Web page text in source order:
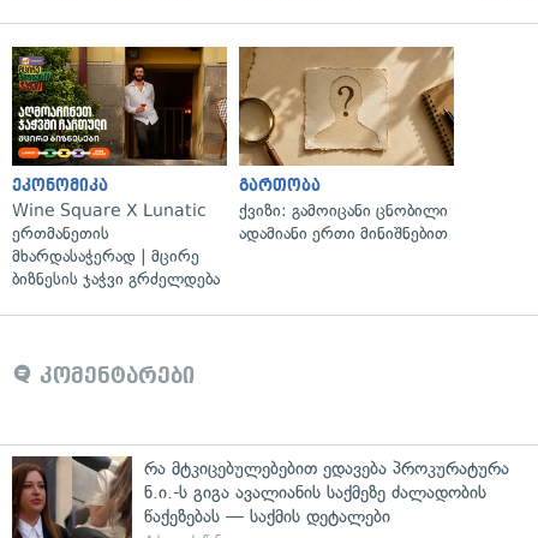
ეკონომიკა
Wine Square X Lunatic
ერთმანეთის
მხარდასაჭერად | მცირე
ბიზნესის ჯაჭვი გრძელდება
გართობა
ქვიზი: გამოიცანი ცნობილი
ადამიანი ერთი მინიშნებით
კომენტარები
რა მტკიცებულებებით ედავება პროკურატურა
ნ.ი.-ს გიგა ავალიანის საქმეზე ძალადობის
წაქეზებას — საქმის დეტალები